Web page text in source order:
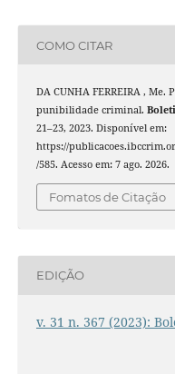
COMO CITAR
DA CUNHA FERREIRA , Me.
punibilidade criminal.
21–23, 2023. Disponível em:
https://
/585. Acesso em: 7 ago. 2026.
Fomatos de Citação
EDIÇÃO
v. 31 n. 367 (2023):